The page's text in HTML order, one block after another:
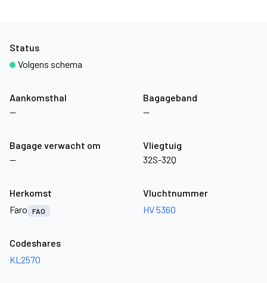
Aankomsthal
—
Bagageband
—
Bagage verwacht om
—
Vliegtuig
32S-32Q
Status
Volgens schema
Herkomst
Faro
FAO
Vluchtnummer
HV 5360
Codeshares
KL2570